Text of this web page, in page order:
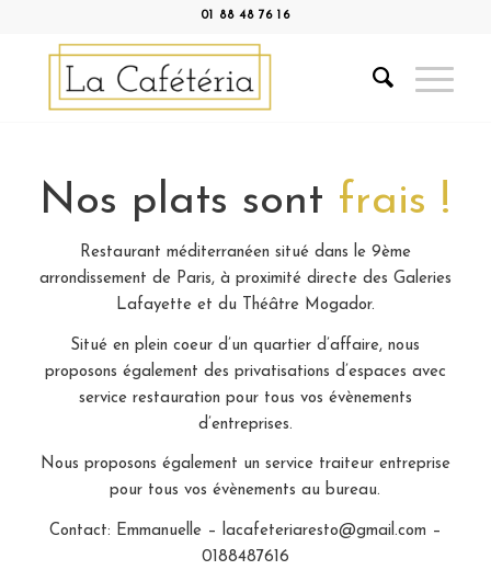
01 88 48 76 16
Nos plats sont frais !
Restaurant méditerranéen situé dans le 9ème
arrondissement de Paris, à proximité directe des Galeries
Lafayette et du Théâtre Mogador.
Situé en plein coeur d’un quartier d’affaire, nous
proposons également des privatisations d’espaces avec
service restauration pour tous vos évènements
d’entreprises.
Nous proposons également un service traiteur entreprise
pour tous vos évènements au bureau.
Contact: Emmanuelle – lacafeteriaresto@gmail.com –
0188487616